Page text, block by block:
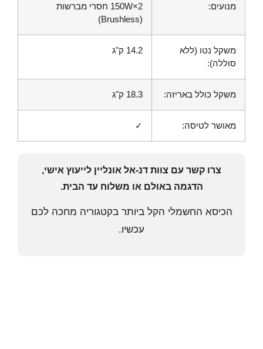
מנועים:
2×150W חסרי מברשות
(Brushless)
משקל נטו (ללא
סוללה):
14.2 ק"ג
משקל כולל באריזה: 18.3 ק"ג
מאושר לטיסה: ✓
צרו קשר עם צוות דנ-אל אונליין לייעוץ אישי,
הדגמה באולם או משלוח עד הבית.
הכיסא החשמלי הקל ביותר בקטגוריה מחכה לכם
עכשיו.